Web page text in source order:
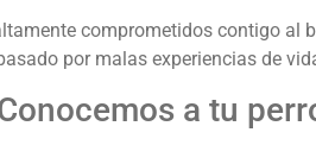
comprometidos contigo al
por malas experiencias de
a tu